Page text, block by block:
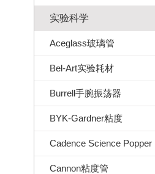
实验科学
Aceglass玻璃管
Bel-Art实验耗材
Burrell手腕振荡器
BYK-Gardner粘度
Cannon粘度管